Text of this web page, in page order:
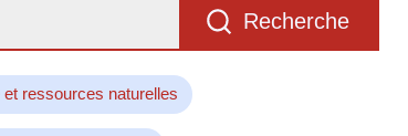
Recherche
et ressources naturelles